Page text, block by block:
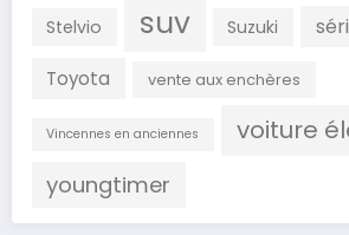
Stelvio suv Suzuki
Toyota vente aux enchères
Vincennes en anciennes voiture
youngtimer